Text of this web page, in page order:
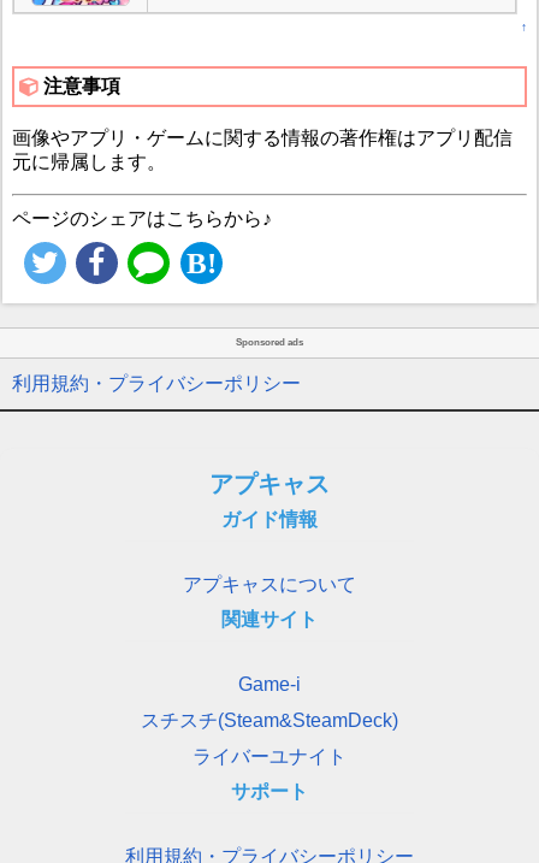
↑
注意事項
画像やアプリ・ゲームに関する情報の著作権はアプリ配信
元に帰属します。
ページのシェアはこちらから♪
Sponsored ads
利用規約・プライバシーポリシー
アプキャス
ガイド情報
アプキャスについて
関連サイト
Game-i
スチスチ(Steam&SteamDeck)
ライバーユナイト
サポート
利用規約・プライバシーポリシー